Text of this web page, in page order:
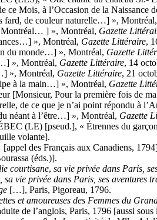
ce Mois, à l’Occasion de la Naissance
fard, de couleur naturelle…] », Montréal,
Montréal… ] », Montréal, Gazette
», Montréal, Gazette Littéraire,
du monde…] », Montréal, Gazette
», Montréal, Gazette Littéraire, 14
», Montréal, Gazette Littéraire, 21
à la main…] », Montréal, Gazette
Pour la première fois de
de ce que je n’ai point répondu à
néant à l’être…] », Montréal, Gazette
(LE) [pseud.], « Étrennes du
volante].
des Français aux Canadiens,
(éds.)].
courtisane, sa vie privée dans Paris,
vie privée dans Paris, ses aventures
[…], Paris, Pigoreau, 1796.
et amoureuses des Femmes du
de l’anglois, Paris, 1796 [aussi sous